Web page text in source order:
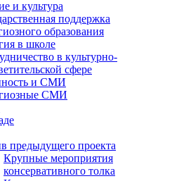
и культура
поддержка
образования
в школе
в культурно-
сфере
и СМИ
СМИ
предыдущего проекта
Крупные мероприятия
консервативного толка